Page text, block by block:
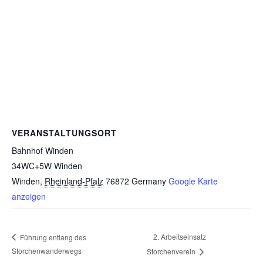
VERANSTALTUNGSORT
Bahnhof Winden
34WC+5W Winden
Winden, Rheinland-Pfalz 76872 Germany Google Karte
anzeigen
Führung entlang des
Storchenwanderwegs
2. Arbeitseinsatz
Storchenverein